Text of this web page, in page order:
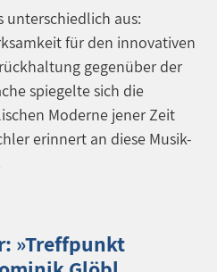
unterschiedlich aus:
für den innovativen
gegenüber der
spiegelte sich die
Moderne jener Zeit
erinnert an diese Musik-
»Treffpunkt